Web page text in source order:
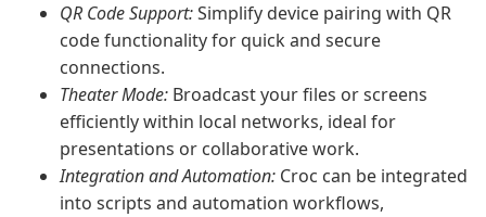
QR Code Support:Simplify device pairing with QR
code functionality for quick and secure
connections.
Theater Mode: Broadcast your files or screens
efficiently within local networks, ideal for
presentations or collaborative work.
Integration and Automation: Croc can be integrated
into scripts and automation workflows,